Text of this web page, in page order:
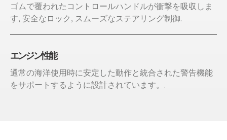
ゴムで覆われたコントロールハンドルが衝撃を吸収しま
す, 安全なロック, スムーズなステアリング制御.
エンジン性能
通常の海洋使用時に安定した動作と統合された警告機能
をサポートするように設計されています。.